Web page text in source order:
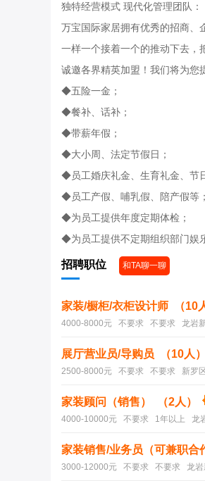
独特经营模式 现代化管理团队：
万宝国际家居拥有优秀的招商、
一样一个接着一个的推动下去，
诚邀各界精英加盟！我们将为您
◆五险一金；
◆餐补、话补；
◆带薪年假；
◆大小周、法定节假日；
◆员工婚庆礼金、生育礼金、节
◆员工产假、哺乳假、陪产假等；
◆为员工提供年度定期体检；
◆为员工提供不定期组织部门娱
招聘职位 和TA聊一聊
家装/橱柜/衣柜设计师 （10
4000-8000元 不要求 不要求 龙岩
展厅营业员/导购员 （10人）
2500-8000元 不要求 不要求 新罗区
家装顾问（销售） （2人）
4000-10000元 不要求 1年以上 龙
家装销售/业务员（可兼职合
3000-12000元 不要求 不要求 龙岩